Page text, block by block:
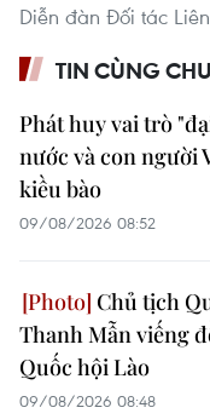
Diễn đàn Đối tác
TIN CÙNG
Phát huy vai trò
nước và con người
kiều bào
09/08/2026 08:52
Chủ tịch
Thanh Mẫn viếng
Quốc hội Lào
09/08/2026 08:48